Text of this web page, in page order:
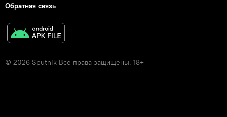
Обратная связь
© 2026 Sputnik Все права защищены. 18+